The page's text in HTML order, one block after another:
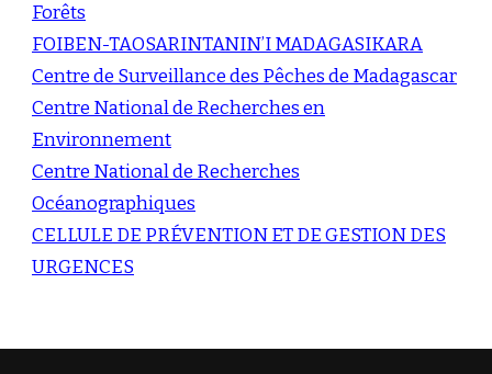
Forêts
FOIBEN-TAOSARINTANIN’I MADAGASIKARA
Centre de Surveillance des Pêches de Madagascar
Centre National de Recherches en
Environnement
Centre National de Recherches
Océanographiques
CELLULE DE PRÉVENTION ET DE GESTION DES
URGENCES